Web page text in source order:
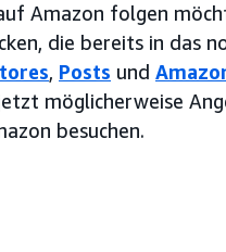
Amazon folgen
die bereits in das
, Posts und
möglicherweise
besuchen.